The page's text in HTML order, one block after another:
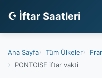
☪ İftar Saatleri
Ana Sayfa Tüm Ülkeler
PONTOISE iftar vakti